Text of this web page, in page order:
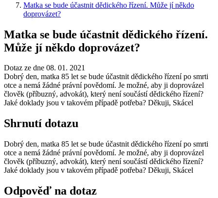
Matka se bude účastnit dědického řízení. Může jí někdo
doprovázet?
Matka se bude účastnit dědického řízení.
Může jí někdo doprovázet?
Dotaz ze dne 08. 01. 2021
Dobrý den, matka 85 let se bude účastnit dědického řízení po smrti
otce a nemá žádné právní povědomí. Je možné, aby ji doprovázel
člověk (příbuzný, advokát), který není součástí dědického řízení?
Jaké doklady jsou v takovém případě potřeba? Děkuji, Skácel
Shrnutí dotazu
Dobrý den, matka 85 let se bude účastnit dědického řízení po smrti
otce a nemá žádné právní povědomí. Je možné, aby ji doprovázel
člověk (příbuzný, advokát), který není součástí dědického řízení?
Jaké doklady jsou v takovém případě potřeba? Děkuji, Skácel
Odpověď na dotaz